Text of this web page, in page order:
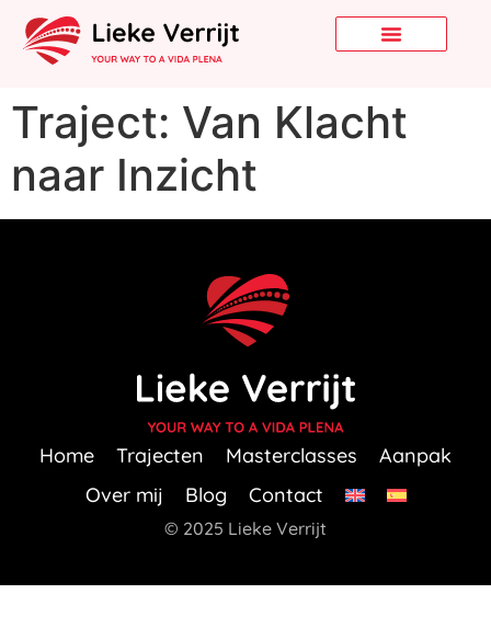
Traject: Van Klacht
naar Inzicht
Home Trajecten Masterclasses
Aanpak
Over mij
Blog Contact
© 2025 Lieke Verrijt